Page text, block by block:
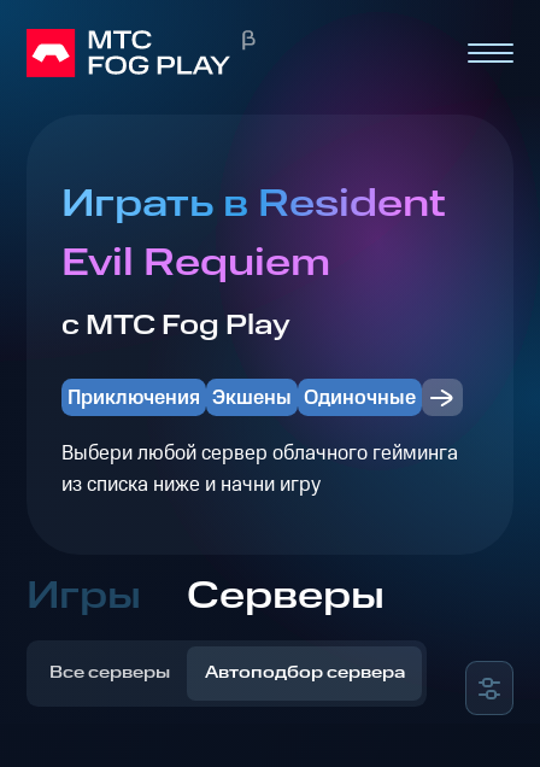
Играть в Resident
Evil Requiem
с МТС Fog Play
Приключения Экшены Одиночные
Выбери любой сервер облачного гейминга
из списка ниже и начни игру
Игры Серверы
Все серверы Автоподбор сервера